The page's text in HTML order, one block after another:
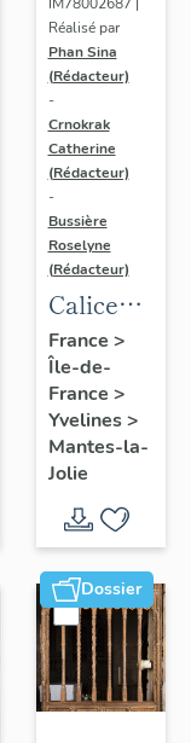
Réalisé par
Phan Sina
(Rédacteur)
-
Crnokrak
Catherine
(Rédacteur)
-
Bussière
Roselyne
(Rédacteur)
Calice
n°2 et sa
patène
France >
Île-de-
France >
Yvelines>
Mantes-la-
Jolie
Dossier